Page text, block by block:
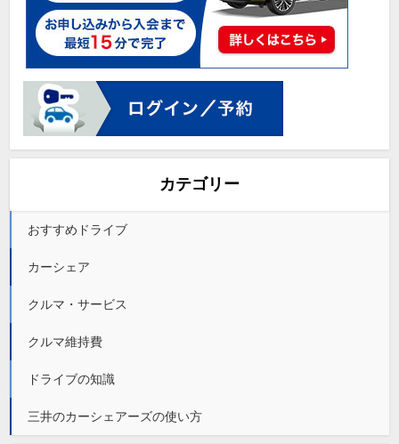
カテゴリー
おすすめドライブ
カーシェア
クルマ・サービス
クルマ維持費
ドライブの知識
三井のカーシェアーズの使い方